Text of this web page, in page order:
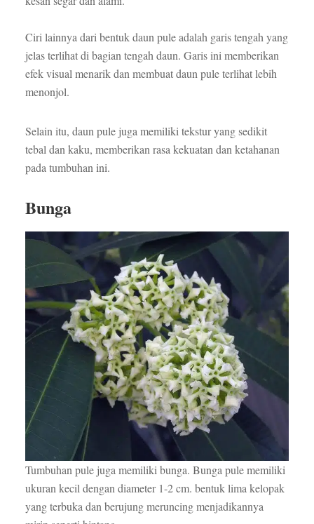
Ciri lainnya dari bentuk daun pule adalah garis tengah yang
jelas terlihat di bagian tengah daun. Garis ini memberikan
efek visual menarik dan membuat daun pule terlihat lebih
menonjol.
Selain itu, daun pule juga memiliki tekstur yang sedikit
tebal dan kaku, memberikan rasa kekuatan dan ketahanan
pada tumbuhan ini.
Bunga
Tumbuhan pule juga memiliki bunga. Bunga pule memiliki
ukuran kecil dengan diameter 1-2 cm. bentuk lima kelopak
yang terbuka dan berujung meruncing menjadikannya